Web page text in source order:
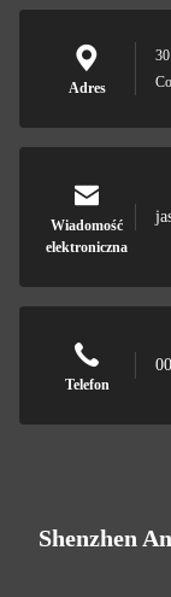
Adres
Wiadomość
elektroniczna
Telefon
Shenzhen